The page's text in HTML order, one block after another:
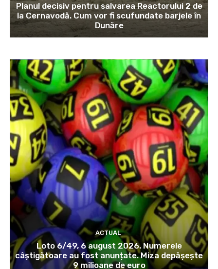
Planul decisiv pentru salvarea Reactorului 2 de
la Cernavodă. Cum vor fi scufundate barjele în
Dunăre
ACTUAL
Loto 6/49, 6 august 2026. Numerele
câștigătoare au fost anunțate. Miza depășește
9 milioane de euro